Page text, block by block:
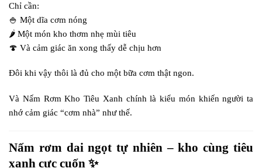
Chỉ cần:
🍚 Một dĩa cơm nóng
🌶️ Một món kho thơm nhẹ mùi tiêu
🍄 Và cảm giác ăn xong thấy dễ chịu hơn
Đôi khi vậy thôi là đủ cho một bữa cơm thật ngon.
Và Nấm Rơm Kho Tiêu Xanh chính là kiểu món khiến người ta
nhớ cảm giác “cơm nhà” như thế.
Nấm rơm dai ngọt tự nhiên – kho cùng tiêu
xanh cực cuốn ✨